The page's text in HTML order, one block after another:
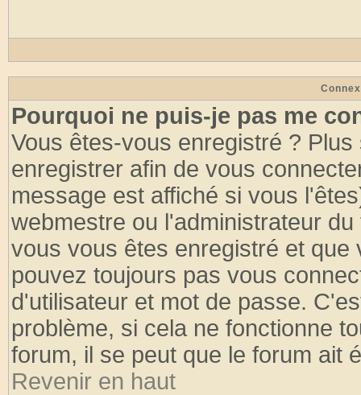
Pourquoi ne puis-je pas me
Vous êtes-vous enregistré ?
enregistrer afin de vous
message est affiché si vous
webmestre ou l'administrateur
vous vous êtes enregistré et
pouvez toujours pas vous
d'utilisateur et mot de passe.
problème, si cela ne fonctionne
forum, il se peut que le forum ait
Revenir en haut